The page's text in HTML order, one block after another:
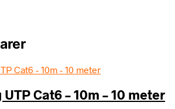
Cat6 – 10m – 10 meter